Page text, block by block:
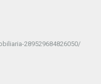
289529684826050/